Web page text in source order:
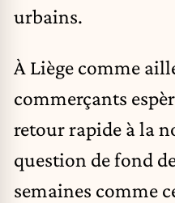
urbains.
À Liège comme
commerçants
retour rapide à la
question de fond
semaines comme